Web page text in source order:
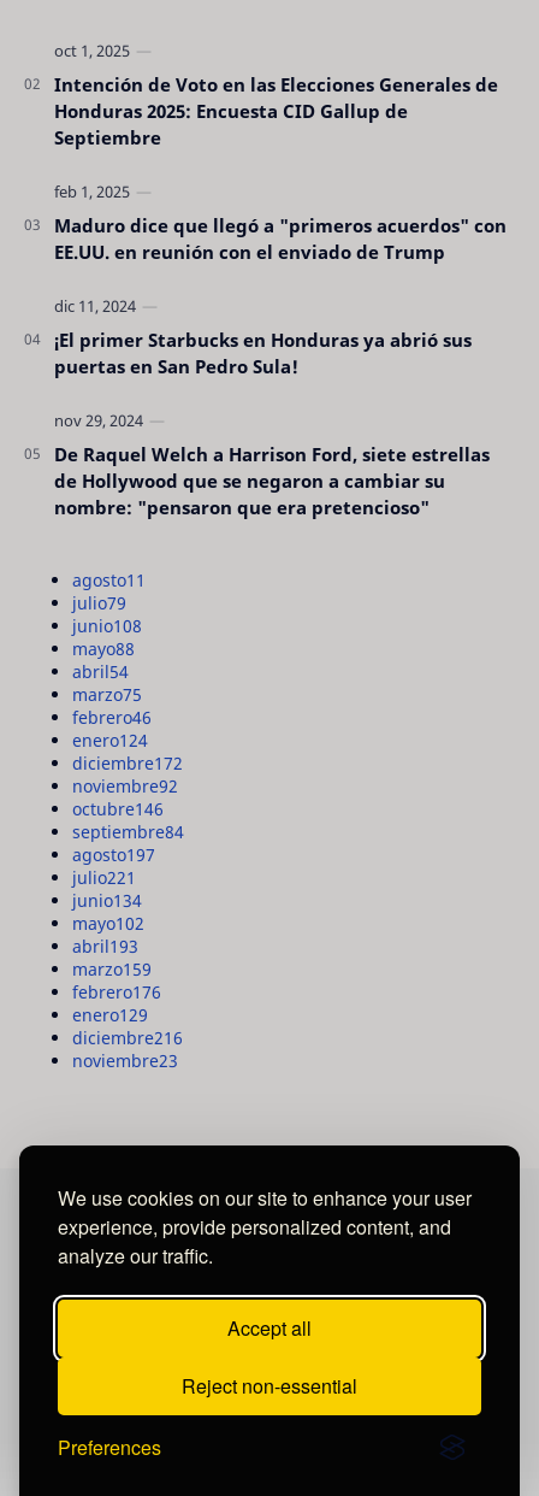
We use cookies on our site to enhance your user
experience, provide personalized content, and
analyze our traffic.
Accept all
Reject non-essential
Preferences
Intención de Voto en las Elecciones Generales de
Honduras 2025: Encuesta CID Gallup de
Septiembre
Maduro dice que llegó a "primeros acuerdos" con
EE.UU. en reunión con el enviado de Trump
¡El primer Starbucks en Honduras ya abrió sus
puertas en San Pedro Sula!
De Raquel Welch a Harrison Ford, siete estrellas
de Hollywood que se negaron a cambiar su
nombre: "pensaron que era pretencioso"
agosto11
julio79
junio108
mayo88
abril54
marzo75
febrero46
enero124
diciembre172
noviembre92
octubre146
septiembre84
agosto197
julio221
junio134
mayo102
abril193
marzo159
febrero176
enero129
diciembre216
noviembre23
MAYA MEDIA GROUP
Ubicados en Tegucigalpa - Honduras.